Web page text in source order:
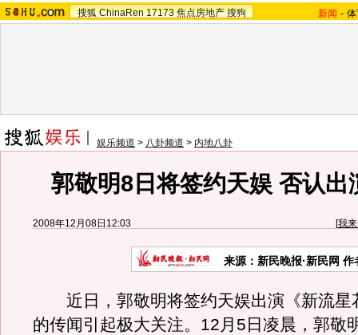
搜狐 ChinaRen 17173 焦点房地产 搜狗 新闻 -
娱乐频道 > 八卦频道 > 内地八卦
郭敬明8日将签约天娱 否认出
2008年12月08日12:03 [我
来源：新民晚报·新民网 作
近日，郭敬明将签约天娱出演《新流星
的传闻引起极大关注。12月5日凌晨，郭敬